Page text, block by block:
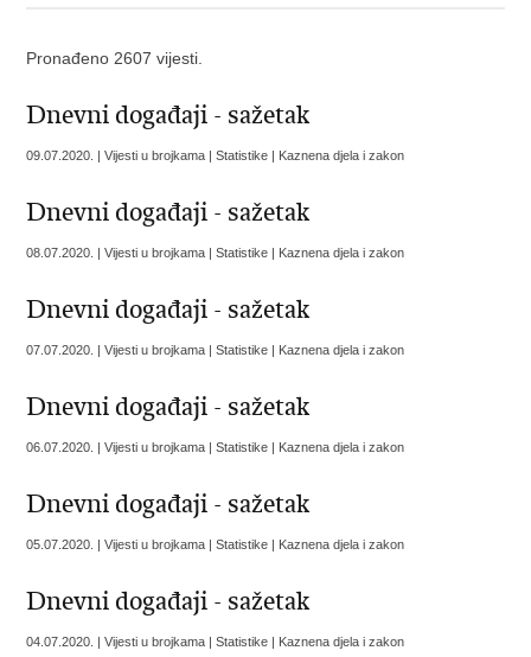
Pronađeno 2607 vijesti.
Dnevni događaji - sažetak
09.07.2020. | Vijesti u brojkama | Statistike | Kaznena djela i zakon
Dnevni događaji - sažetak
08.07.2020. | Vijesti u brojkama | Statistike | Kaznena djela i zakon
Dnevni događaji - sažetak
07.07.2020. | Vijesti u brojkama | Statistike | Kaznena djela i zakon
Dnevni događaji - sažetak
06.07.2020. | Vijesti u brojkama | Statistike | Kaznena djela i zakon
Dnevni događaji - sažetak
05.07.2020. | Vijesti u brojkama | Statistike | Kaznena djela i zakon
Dnevni događaji - sažetak
04.07.2020. | Vijesti u brojkama | Statistike | Kaznena djela i zakon